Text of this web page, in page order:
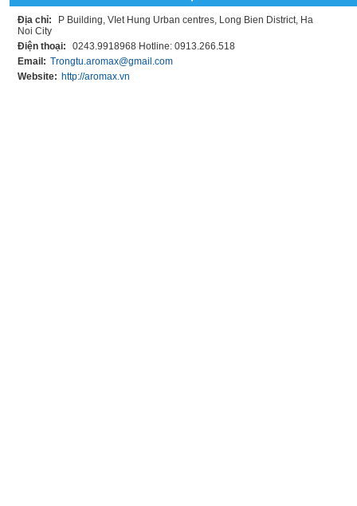
Địa chỉ:
P Building, VIet Hung Urban centres, Long Bien District, Ha
Noi City
Điện thoại:
0243.9918968 Hotline: 0913.266.518
Email: Trongtu.aromax@gmail.com
Website: http://aromax.vn